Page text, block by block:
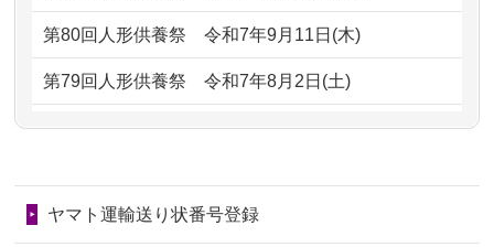
子どもの頃、妹と一緒にお雛様を出し
ました。お...
ので、お願...
2026/06/28以前和人形やぬいぐるみを供養いただ
供養が終わったお人形以外はどうして
るのですか？
しょうか？
2024/01/04ガラスケースは外しても良いですか？
第80回人形供養祭令和7年9月11日(木)
第79回人形供養祭令和7年8月2日(土)
第78回人形供養祭令和7年6月20日(金)
第76回人形供養祭令和7年2月28日(金)
ヤマト運輸送り状番号登録